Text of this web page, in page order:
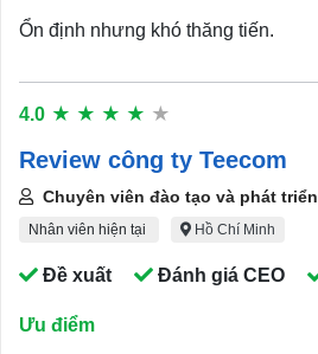
Ổn định nhưng khó thăng tiến.
4.0 ★ ★ ★ ★ ★
Review công ty Teecom
Chuyên viên đào tạo và phát triển
Nhân viên hiện tại Hồ Chí Minh
Đề xuất Đánh giá CEO
Ưu điểm